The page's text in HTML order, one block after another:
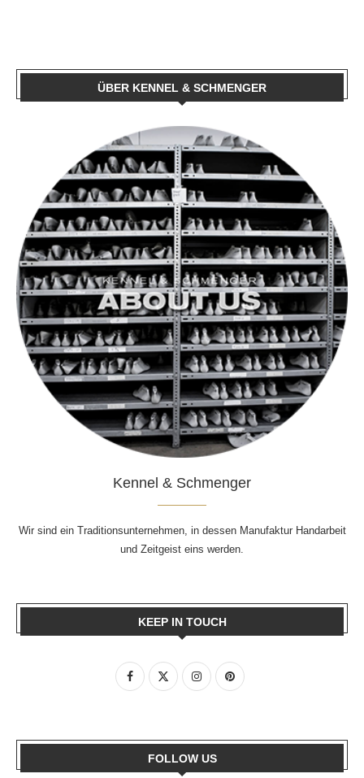
ÜBER KENNEL & SCHMENGER
Kennel & Schmenger
Wir sind ein Traditionsunternehmen, in dessen Manufaktur Handarbeit
und Zeitgeist eins werden.
KEEP IN TOUCH
FOLLOW US